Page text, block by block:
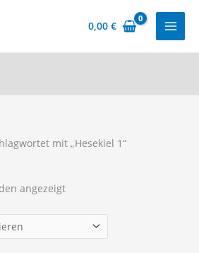
0,00 €
mit „Hesekiel 1“
angezeigtNach
sortiert